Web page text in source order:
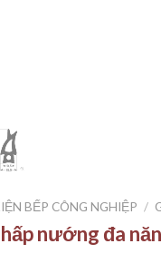
BẾP CÔNG NGHIỆP /
nướng đa